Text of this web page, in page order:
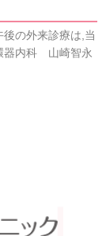
の外来診療は,当
器内科 山崎智永